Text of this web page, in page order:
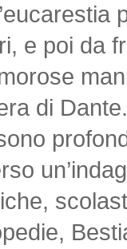
e poi da
di